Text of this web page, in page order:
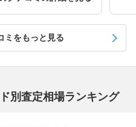
ミをもっと見る
別査定相場ランキング